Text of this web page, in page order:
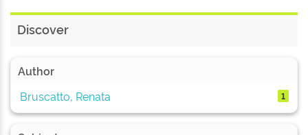
Discover
Author
Bruscatto, Renata
1